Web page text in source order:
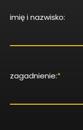
imię i nazwisko:
zagadnienie:*